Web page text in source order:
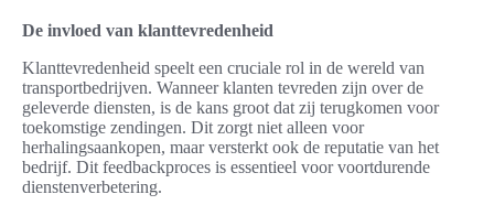
De invloed van klanttevredenheid
Klanttevredenheid speelt een cruciale rol in de wereld van
transportbedrijven. Wanneer klanten tevreden zijn over de
geleverde diensten, is de kans groot dat zij terugkomen voor
toekomstige zendingen. Dit zorgt niet alleen voor
herhalingsaankopen, maar versterkt ook de reputatie van het
bedrijf. Dit feedbackproces is essentieel voor voortdurende
dienstenverbetering.